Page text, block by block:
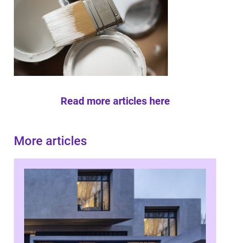
Read more articles here
More articles